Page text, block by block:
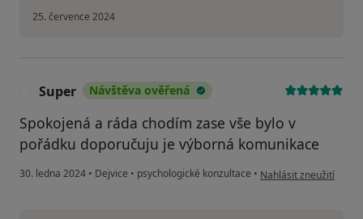
25. července 2024
Super Návštěva ověřená
Spokojená a ráda chodím zase vše bylo v
pořádku doporučuju je výborná komunikace
30. ledna 2024 • Dejvice • psychologické konzultace • podle názoru
Nahlásit zneužití